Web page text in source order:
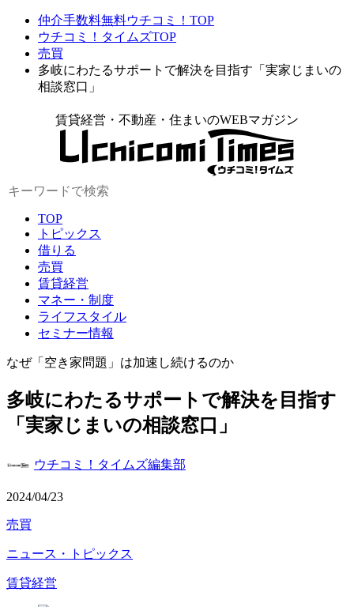
仲介手数料無料ウチコミ！TOP
ウチコミ！タイムズTOP
売買
多岐にわたるサポートで解決を目指す「実家じまいの
相談窓口」
賃貸経営・不動産・住まいのWEBマガジン
TOP
トピックス
借りる
売買
賃貸経営
マネー・制度
ライフスタイル
セミナー情報
なぜ「空き家問題」は加速し続けるのか
多岐にわたるサポートで解決を目指す
「実家じまいの相談窓口」
ウチコミ！タイムズ編集部
2024/04/23
売買
ニュース・トピックス
賃貸経営